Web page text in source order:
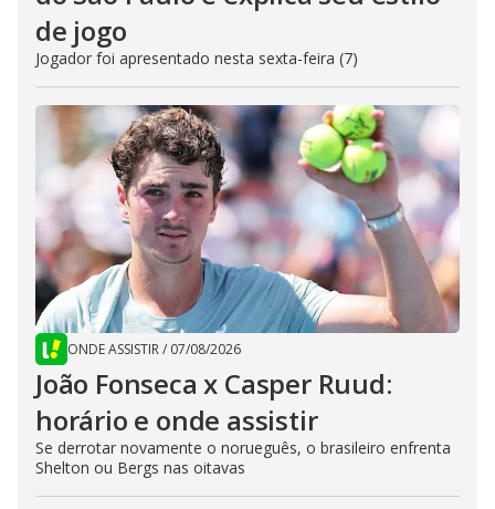
de jogo
Jogador foi apresentado nesta sexta-feira (7)
ONDE ASSISTIR/ 07/08/2026
João Fonseca x Casper Ruud:
horário e onde assistir
Se derrotar novamente o norueguês, o brasileiro enfrenta
Shelton ou Bergs nas oitavas